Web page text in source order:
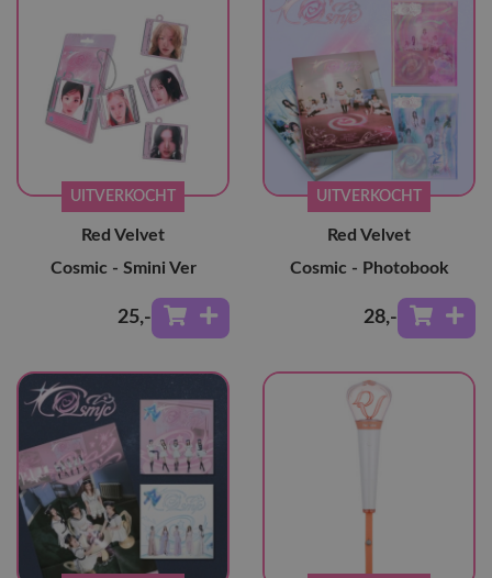
UITVERKOCHT
Red Velvet
Cosmic - Smini Ver
25,-
UITVERKOCHT
Red Velvet
Cosmic - Photobook
28,-